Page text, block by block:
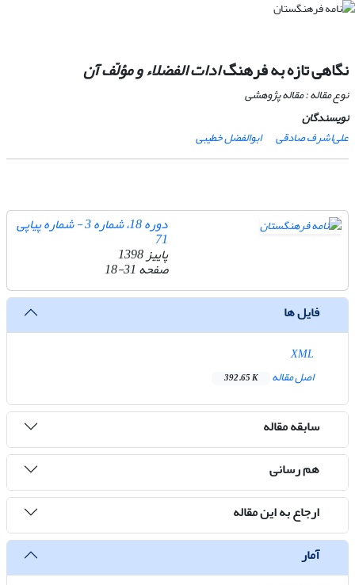
نگاهی تازه به فرهنگادات الفضلاءو مؤلّف آن
نوع مقاله : مقاله پژوهشی
نویسندگان
علی‌اشرف صادقی
ابوالفضل خطیبی
دوره 18، شماره 3 - شماره پیاپی
71
پاییز 1398
صفحه18-31
فایل ها
اصل مقاله
392.65 K
سابقه مقاله
هم رسانی
ارجاع به این مقاله
آمار